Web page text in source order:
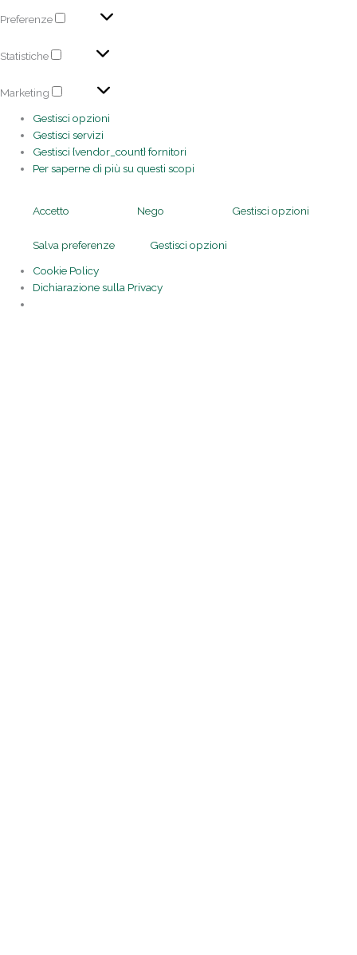
Preferenze
Statistiche
Marketing
Gestisci opzioni
Gestisci servizi
Gestisci {vendor_count} fornitori
Per saperne di più su questi scopi
Accetto Nego Gestisci opzioni
Salva preferenze
Gestisci opzioni
Cookie Policy
Dichiarazione sulla Privacy